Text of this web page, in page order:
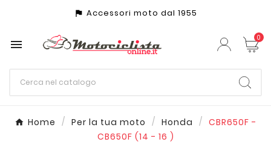
assistant_photo Accessori moto dal 1955
 0
Home Per la tua moto Honda
CBR650F -
CB650F (14 - 16 )